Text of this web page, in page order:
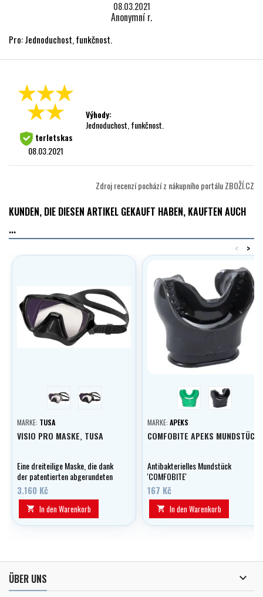
08.03.2021
Anonymní r.
Pro: Jednoduchost, funkčnost.
terletskas
08.03.2021
Výhody:
Jednoduchost, funkčnost.
Zdroj recenzí pochází z nákupního portálu ZBOŽÍ.CZ
KUNDEN, DIE DIESEN ARTIKEL GEKAUFT HABEN, KAUFTEN AUCH
...
>
<
stříbrná černá
MARKE: TUSA
VISIO PRO MASKE, TUSA
Eine dreiteilige Maske, die dank
der patentierten abgerundeten
Seitengläser der Maske einen
168°-Rundumblick bietet.
3.160 Kč
 In den Warenkorb
zelená černá
MARKE: APEKS
COMFOBITE APEKS MUNDSTÜCK
Antibakterielles Mundstück
'COMFOBITE'
167 Kč
 In den Warenkorb
ÜBER UNS 